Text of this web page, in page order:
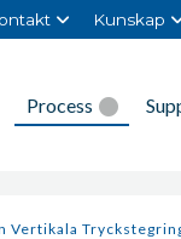
Kunskap
Process
Vertikala